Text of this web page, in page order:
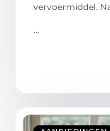
vervoermiddel.
...